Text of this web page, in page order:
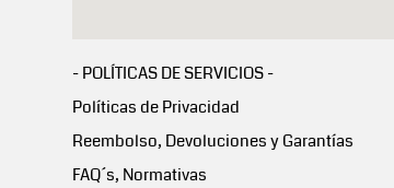
- POLÍTICAS DE SERVICIOS -
Políticas de Privacidad
Reembolso, Devoluciones y Garantías
FAQ´s, Normativas